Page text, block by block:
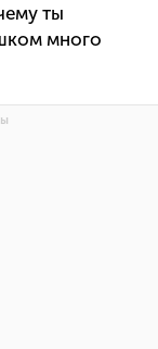
ты
много